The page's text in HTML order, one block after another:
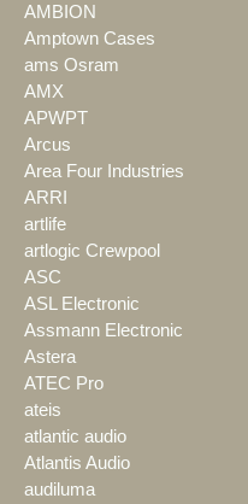
AMBION
Amptown Cases
ams Osram
AMX
APWPT
Arcus
Area Four Industries
ARRI
artlife
artlogic Crewpool
ASC
ASL Electronic
Assmann Electronic
Astera
ATEC Pro
ateis
atlantic audio
Atlantis Audio
audiluma